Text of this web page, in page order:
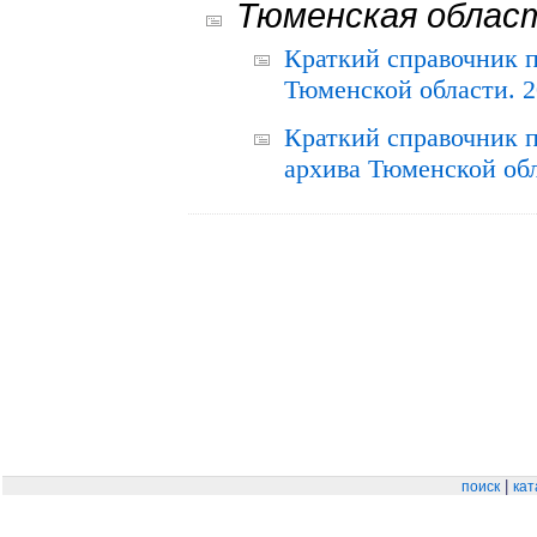
Тюменская
Краткий справочник
Тюменской области.
Краткий справочник
архива Тюменской
поиск